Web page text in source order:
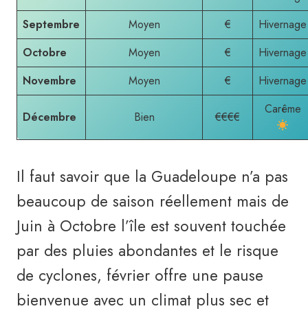
Septembre
Moyen €
Hivernage
Octobre
Moyen €
Hivernage
Novembre
Moyen € Hivernage
Décembre Bien €€€€
Carême
Il faut savoir que la Guadeloupe n’a pas
beaucoup de saison réellement mais de
Juin à Octobre l’île est souvent touchée
par des pluies abondantes et le risque
de cyclones, février offre une pause
bienvenue avec un climat plus sec et